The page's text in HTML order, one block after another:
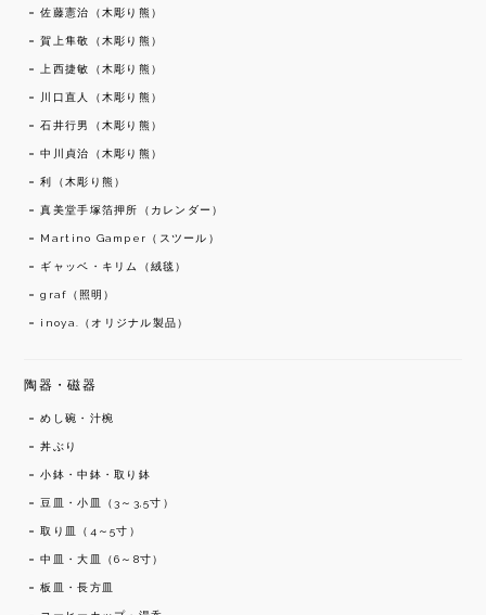
佐藤憲治（木彫り熊）
賀上隼敬（木彫り熊）
上西捷敏（木彫り熊）
川口直人（木彫り熊）
石井行男（木彫り熊）
中川貞治（木彫り熊）
利（木彫り熊）
真美堂手塚箔押所（カレンダー）
Martino Gamper（スツール）
ギャッベ・キリム（絨毯）
graf（照明）
inoya.（オリジナル製品）
陶器・磁器
めし碗・汁椀
丼ぶり
小鉢・中鉢・取り鉢
豆皿・小皿（3～3,5寸）
取り皿（4～5寸）
中皿・大皿（6～8寸）
板皿・長方皿